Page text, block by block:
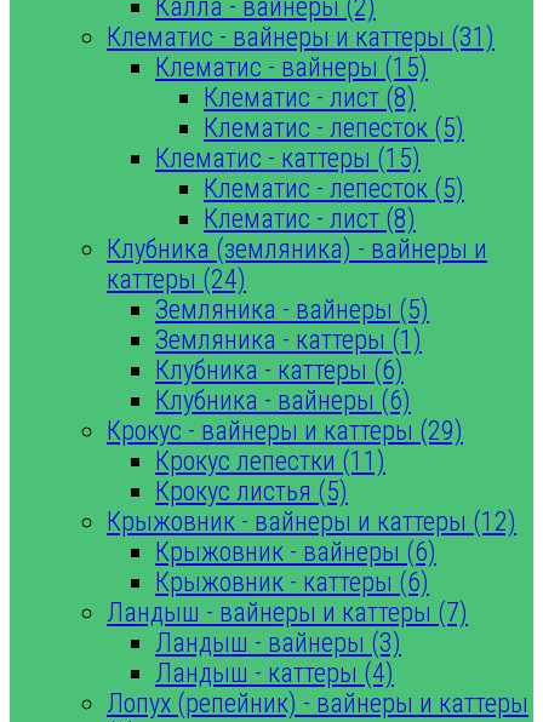
Калла - вайнеры (2)
Клематис - вайнеры и каттеры (31)
Клематис - вайнеры (15)
Клематис - лист (8)
Клематис - лепесток (5)
Клематис - каттеры (15)
Клематис - лепесток (5)
Клематис - лист (8)
Клубника (земляника) - вайнеры и
каттеры (24)
Земляника - вайнеры (5)
Земляника - каттеры (1)
Клубника - каттеры (6)
Клубника - вайнеры (6)
Крокус - вайнеры и каттеры (29)
Крокус лепестки (11)
Крокус листья (5)
Крыжовник - вайнеры и каттеры (12)
Крыжовник - вайнеры (6)
Крыжовник - каттеры (6)
Ландыш - вайнеры и каттеры (7)
Ландыш - вайнеры (3)
Ландыш - каттеры (4)
Лопух (репейник) - вайнеры и каттеры